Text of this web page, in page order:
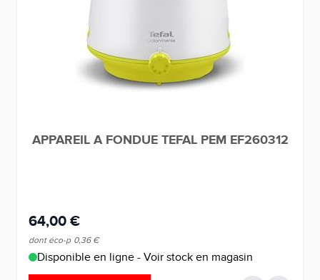
APPAREIL A FONDUE TEFAL PEM EF260312
64,00 €
dont éco-p 0,36 €
Disponible en ligne - Voir stock en magasin